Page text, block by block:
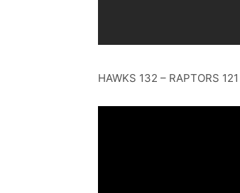
HAWKS 132 – RAPTORS 121